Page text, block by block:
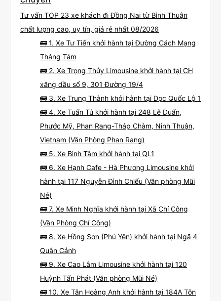
Tư vấn TOP 23 xe khách đi Đồng Nai từ Bình Thuận
chất lượng cao, uy tín, giá rẻ nhất 08/2026
🚌 1. Xe Tư Tiến khởi hành tại Đường Cách Mạng
Tháng Tám
🚌 2. Xe Trọng Thủy Limousine khởi hành tại CH
xăng dầu số 9, 301 Đường 19/4
🚌 3. Xe Trung Thành khởi hành tại Dọc Quốc Lộ 1
🚌 4. Xe Tuấn Tú khởi hành tại 248 Lê Duẩn,
Phước Mỹ, Phan Rang-Tháp Chàm, Ninh Thuận,
Vietnam (Văn Phòng Phan Rang)
🚌 5. Xe Bình Tâm khởi hành tại QL1
🚌 6. Xe Hạnh Cafe - Hà Phương Limousine khởi
hành tại 117 Nguyễn Đình Chiểu (Văn phòng Mũi
Né)
🚌 7. Xe Minh Nghĩa khởi hành tại Xã Chí Công
(Văn Phòng Chí Công)
🚌 8. Xe Hồng Sơn (Phú Yên) khởi hành tại Ngã 4
Quân Cảnh
🚌 9. Xe Cao Lâm Limousine khởi hành tại 120
Huỳnh Tấn Phát (Văn phòng Mũi Né)
🚌 10. Xe Tân Hoàng Anh khởi hành tại 184A Tôn